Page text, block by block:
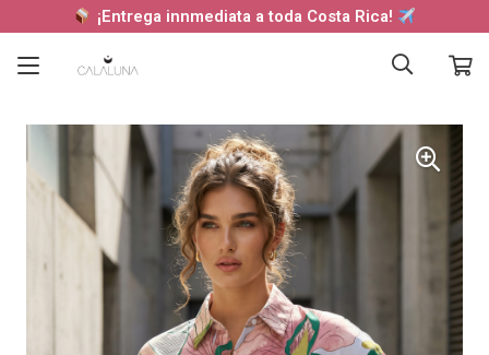
¡Entrega innmediata a toda Costa Rica!